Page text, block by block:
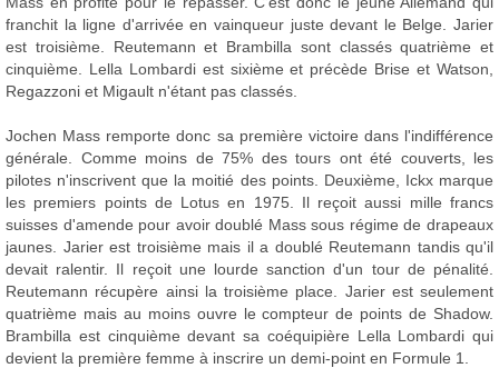
franchit la ligne d'arrivée en vainqueur juste devant le Belge. Jarier
est troisième. Reutemann et Brambilla sont classés quatrième et
cinquième. Lella Lombardi est sixième et précède Brise et Watson,
Regazzoni et Migault n'étant pas classés.
Jochen Mass remporte donc sa première victoire dans l'indifférence
générale. Comme moins de 75% des tours ont été couverts, les
pilotes n'inscrivent que la moitié des points. Deuxième, Ickx marque
les premiers points de Lotus en 1975. Il reçoit aussi mille francs
suisses d'amende pour avoir doublé Mass sous régime de drapeaux
jaunes. Jarier est troisième mais il a doublé Reutemann tandis qu'il
devait ralentir. Il reçoit une lourde sanction d'un tour de pénalité.
Reutemann récupère ainsi la troisième place. Jarier est seulement
quatrième mais au moins ouvre le compteur de points de Shadow.
Brambilla est cinquième devant sa coéquipière Lella Lombardi qui
devient la première femme à inscrire un demi-point en Formule 1.